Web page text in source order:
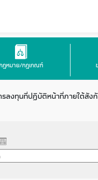
ฎหมาย/กฎเกณฑ์
รลงทุนที่ปฏิบัติหน้าที่ภายใต้สัง